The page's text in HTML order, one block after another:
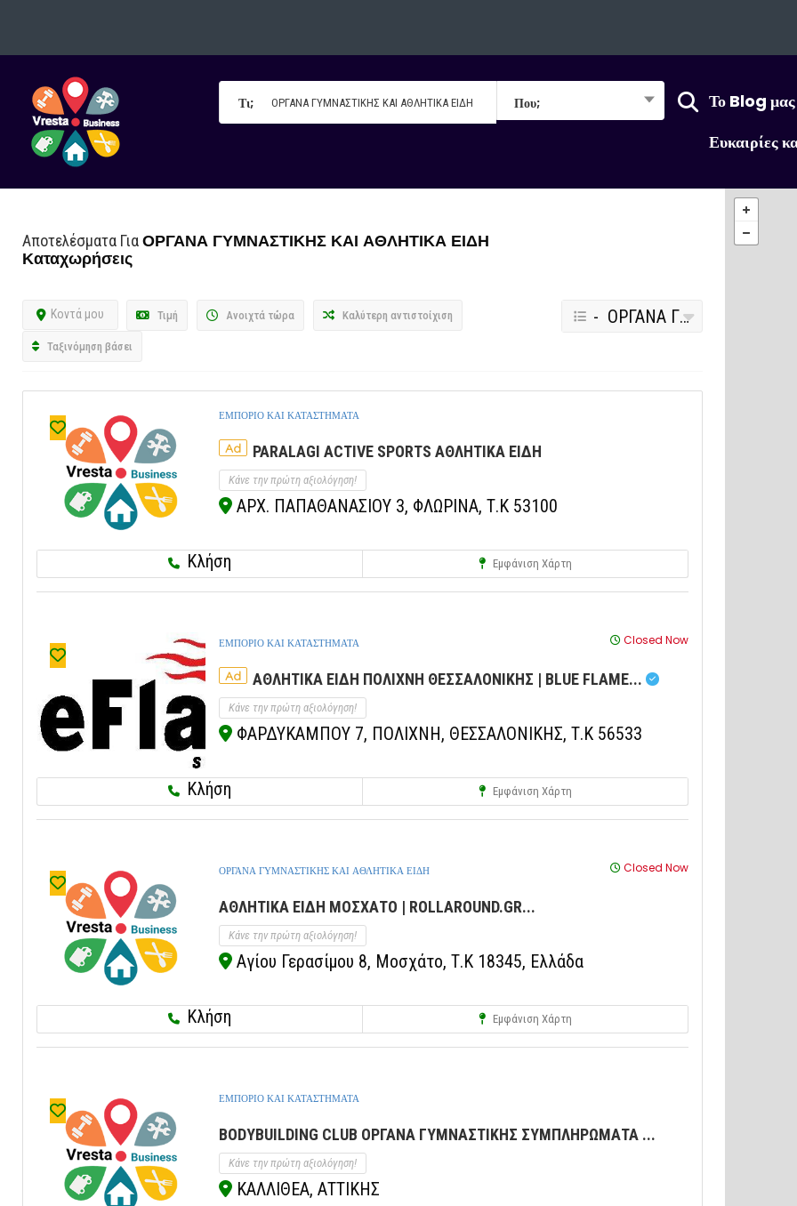
Τι; Που;
Το Blog μας
Ευκαιρίες
Αποτελέσματα ΓιαΟΡΓΑΝΑ ΓΥΜΝΑΣΤΙΚΗΣ ΚΑΙ ΑΘΛΗΤΙΚΑ ΕΙΔΗ
Καταχωρήσεις
Τιμή Ανοιχτά τώρα
Κοντά μου Καλύτερη αντιστοίχιση
Ταξινόμηση βάσει
- ΟΡΓΑΝΑ ΓΥΜΝΑΣΤΙΚΗΣ ΚΑΙ ΑΘΛΗΤΙΚΑ ΕΙΔΗ
ΕΜΠΟΡΙΟ ΚΑΙ ΚΑΤΑΣΤΗΜΑΤΑ
Ad PARALAGI ACTIVE SPORTS ΑΘΛΗΤΙΚΑ ΕΙΔΗ
Κάνε την πρώτη αξιολόγηση!
ΑΡΧ. ΠΑΠΑΘΑΝΑΣΙΟΥ 3, ΦΛΩΡΙΝΑ, Τ.Κ 53100
Κλήση Εμφάνιση Χάρτη
ΕΜΠΟΡΙΟ ΚΑΙ ΚΑΤΑΣΤΗΜΑΤΑ Closed Now
Ad ΑΘΛΗΤΙΚΑ ΕΙΔΗ ΠΟΛΙΧΝΗ ΘΕΣΣΑΛΟΝΙΚΗΣ | BLUE FLAME...
Κάνε την πρώτη αξιολόγηση!
ΦΑΡΔΥΚΑΜΠΟΥ 7, ΠΟΛΙΧΝΗ, ΘΕΣΣΑΛΟΝΙΚΗΣ, Τ.Κ 56533
Κλήση Εμφάνιση Χάρτη
ΟΡΓΑΝΑ ΓΥΜΝΑΣΤΙΚΗΣ ΚΑΙ ΑΘΛΗΤΙΚΑ ΕΙΔΗ Closed Now
ΑΘΛΗΤΙΚΑ ΕΙΔΗ ΜΟΣΧΑΤΟ | ROLLAROUND.GR...
Κάνε την πρώτη αξιολόγηση!
Αγίου Γερασίμου 8, Μοσχάτο, Τ.Κ 18345, Ελλάδα
Κλήση Εμφάνιση Χάρτη
ΕΜΠΟΡΙΟ ΚΑΙ ΚΑΤΑΣΤΗΜΑΤΑ
BODYBUILDING CLUB ΟΡΓΑΝΑ ΓΥΜΝΑΣΤΙΚΗΣ ΣΥΜΠΛΗΡΩΜΑΤΑ ...
Κάνε την πρώτη αξιολόγηση!
ΚΑΛΛΙΘΕΑ, ΑΤΤΙΚΗΣ